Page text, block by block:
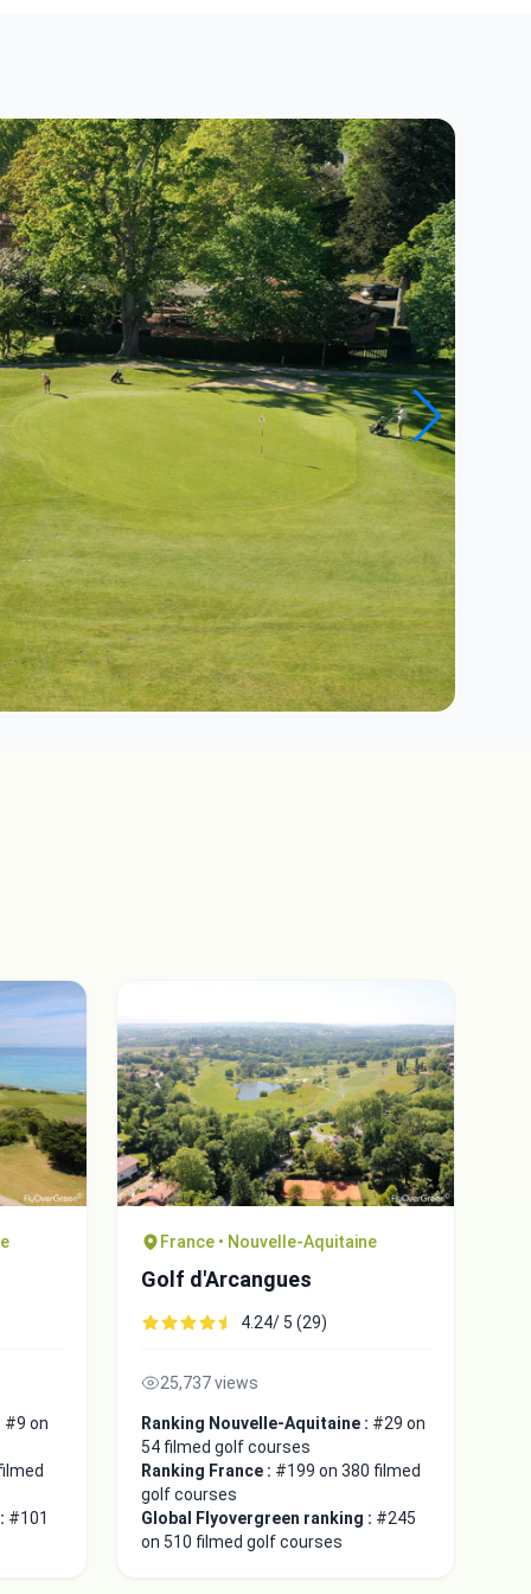
#9 on
#101
France • Nouvelle-Aquitaine
Golf d'Arcangues
4.24/ 5 (29)
25,737 views
Ranking Nouvelle-Aquitaine : #29 on
54 filmed golf courses
Ranking France : #199 on 380 filmed
golf courses
Global Flyovergreen ranking : #245
on 510 filmed golf courses
Close